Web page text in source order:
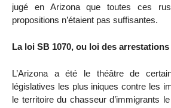
jugé en Arizona que toutes ces
propositions n’étaient pas suffisantes.
La loi SB 1070, ou loi des
L’Arizona a été le théâtre de
législatives les plus iniques contre les
le territoire du chasseur d’immigrants